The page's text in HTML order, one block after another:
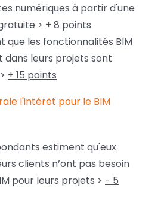
numériques à partir d'une
> + 8 points
que les fonctionnalités BIM
dans leurs projets sont
+ 15 points
l'intérêt pour le BIM
estiment qu'eux
clients n’ont pas besoin
pour leurs projets > - 5